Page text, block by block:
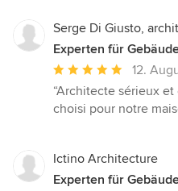
Serge Di Giusto,
Experten für
Durchschnittliche
Bewertung:
5
Sternen
12.
“Architecte sérieux
choisi pour notre
Ictino Architecture
Experten für